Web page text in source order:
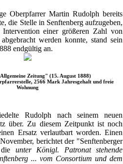
Oberpfarrer Martin Rudolph bereits
die Stelle in Senftenberg aufzugeben,
einer größeren Zahl von
werden konnte, stand sein
endgültig an.
Zeitung" (15. August 1888)
2566 Mark Jahresgehalt und freie
Wohnung
Rudolph nach seinem neuen
über. Zu diesem Zeitpunkt ist noch
Ersatz verlautbart worden. Einen
berichtet der "Senftenberger
unter Königl. Patronat stehende
... vom Consortium und dem